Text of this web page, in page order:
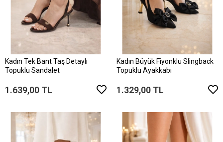
Kadın Tek Bant Taş Detaylı
Topuklu Sandalet
1.639,00 TL
Kadın Büyük Fiyonklu Slingback
Topuklu Ayakkabı
1.329,00 TL